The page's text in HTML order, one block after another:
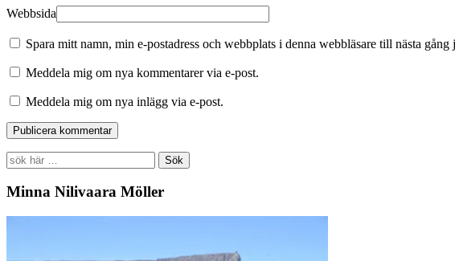
Webbsida
Spara mitt namn, min e-postadress och webbplats i denna webbläsare till nästa
Meddela mig om nya kommentarer via e-post.
Meddela mig om nya inlägg via e-post.
Search
for:
Minna Nilivaara Möller